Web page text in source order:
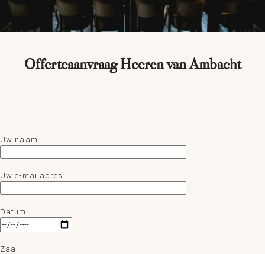
Offerteaanvraag Heeren van Ambacht
Uw naam
Uw e-mailadres
Datum
Zaal